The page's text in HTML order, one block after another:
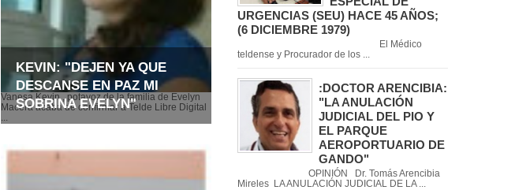
KEVIN: "DEJEN YA QUE
DESCANSE EN PAZ MI
SOBRINA EVELYN"
Vanesa Kevin , potavoz de la familia de Evelyn
Macera acaba de confirmar a Telde Libre Digital
URGENCIAS (SEU) HACE 45 AÑOS;
(6 DICIEMBRE 1979)
El Médico
teldense y Procurador de los ...
:DOCTOR ARENCIBIA:
"LA ANULACIÓN
JUDICIAL DEL PIO Y
EL PARQUE
AEROPORTUARIO DE
GANDO"
OPINIÓN Dr. Tomás Arencibia
Mireles LA ANULACIÓN JUDICIAL DE LA ...